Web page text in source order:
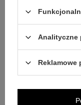
Jeżeli powyższy opis
swoje pytanie odnośnie
szybko jak tylko będzie
polityką prywatności
.
E-mail
Pytanie
Analityczne
Reklamowe